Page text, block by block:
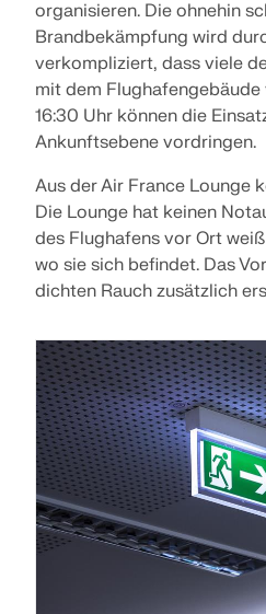
organisieren. Die ohnehin
Brandbekämpfung wird
verkompliziert, dass viele
mit dem
16:30 Uhr können die
Ankunftsebene vordringen.
Aus der Air France Lounge
Die Lounge hat keinen
des Flughafens vor Ort
wo sie sich befindet. Das
dichten Rauch zusätzlich